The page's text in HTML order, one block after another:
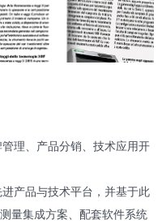
理、产品分销、技术应用开
产品与技术平台，并基于此
量集成方案、配套软件系统